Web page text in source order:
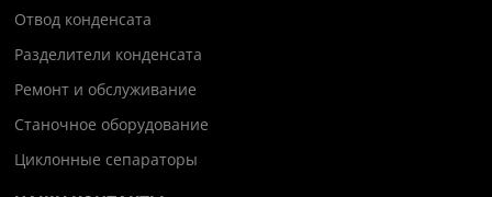
Отвод конденсата
Разделители конденсата
Ремонт и обслуживание
Станочное оборудование
Циклонные сепараторы